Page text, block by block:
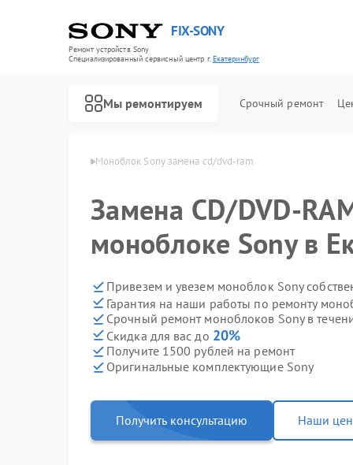
FIX-SONY
Ремонт устройств Sony
Специализированный cервисный центр г.Екатеринбург
Мы ремонтируем Срочный ремонт
Моноблок Sony замена cd/dvd-ram
Замена CD/DVD-
моноблоке Sony в
Привезем и увезем моноблок Sony
Гарантия на наши работы по ремонту
Срочный ремонт моноблоков Sony в
Скидка для вас до 20%
Получите 1500 рублей на ремонт
Оригинальные комплектующие Sony
Получить консультацию Наши